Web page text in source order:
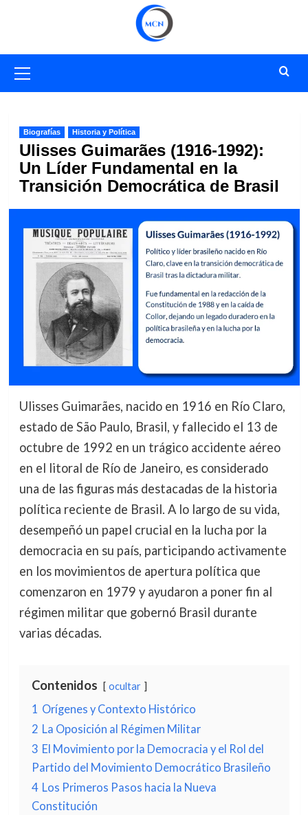
primario
Biografías Historia y Política
Ulisses Guimarães (1916-1992):
Un Líder Fundamental en la
Transición Democrática de Brasil
Ulisses Guimarães, nacido en 1916 en Río Claro,
estado de São Paulo, Brasil, y fallecido el 13 de
octubre de 1992 en un trágico accidente aéreo
en el litoral de Río de Janeiro, es considerado
una de las figuras más destacadas de la historia
política reciente de Brasil. A lo largo de su vida,
desempeñó un papel crucial en la lucha por la
democracia en su país, participando activamente
en los movimientos de apertura política que
comenzaron en 1979 y ayudaron a poner fin al
régimen militar que gobernó Brasil durante
varias décadas.
Contenidos ocultar
1 Orígenes y Contexto Histórico
2 La Oposición al Régimen Militar
3 El Movimiento por la Democracia y el Rol del
Partido del Movimiento Democrático Brasileño
4 Los Primeros Pasos hacia la Nueva
Constitución